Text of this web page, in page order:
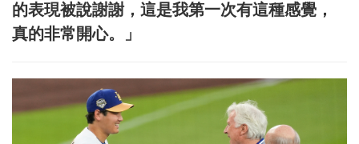
的表現被說謝謝，這是我第一次有這種感覺，
真的非常開心。」